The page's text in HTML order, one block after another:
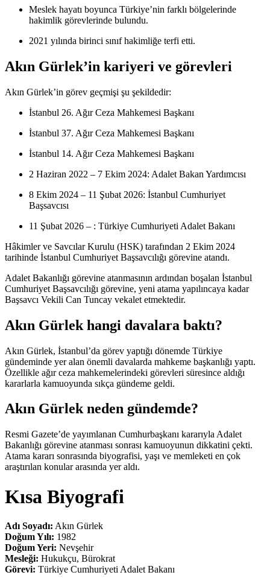
Meslek hayatı boyunca Türkiye’nin farklı bölgelerinde
hakimlik görevlerinde bulundu.
2021 yılında birinci sınıf hakimliğe terfi etti.
Akın Gürlek’in kariyeri ve görevleri
Akın Gürlek’in görev geçmişi şu şekildedir:
İstanbul 26. Ağır Ceza Mahkemesi Başkanı
İstanbul 37. Ağır Ceza Mahkemesi Başkanı
İstanbul 14. Ağır Ceza Mahkemesi Başkanı
2 Haziran 2022 – 7 Ekim 2024: Adalet Bakan Yardımcısı
8 Ekim 2024 – 11 Şubat 2026: İstanbul Cumhuriyet
Başsavcısı
11 Şubat 2026 – : Türkiye Cumhuriyeti Adalet Bakanı
Hâkimler ve Savcılar Kurulu (HSK) tarafından 2 Ekim 2024
tarihinde İstanbul Cumhuriyet Başsavcılığı görevine atandı.
Adalet Bakanlığı görevine atanmasının ardından boşalan İstanbul
Cumhuriyet Başsavcılığı görevine, yeni atama yapılıncaya kadar
Başsavcı Vekili Can Tuncay vekalet etmektedir.
Akın Gürlek hangi davalara baktı?
Akın Gürlek, İstanbul’da görev yaptığı dönemde Türkiye
gündeminde yer alan önemli davalarda mahkeme başkanlığı yaptı.
Özellikle ağır ceza mahkemelerindeki görevleri süresince aldığı
kararlarla kamuoyunda sıkça gündeme geldi.
Akın Gürlek neden gündemde?
Resmi Gazete’de yayımlanan Cumhurbaşkanı kararıyla Adalet
Bakanlığı görevine atanması sonrası kamuoyunun dikkatini çekti.
Atama kararı sonrasında biyografisi, yaşı ve memleketi en çok
araştırılan konular arasında yer aldı.
Kısa Biyografi
Adı Soyadı: Akın Gürlek
Doğum Yılı: 1982
Doğum Yeri: Nevşehir
Mesleği: Hukukçu, Bürokrat
Görevi: Türkiye Cumhuriyeti Adalet Bakanı